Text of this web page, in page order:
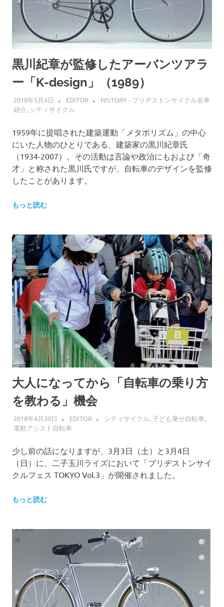
黒川紀章が監修したアーバンツアラ
ー「K-design」（1989）
2018年5月4日 EDITOR
HISTORY - ブリヂストンサイクル名車
紹介, シティサイクル
1959年に提唱された建築運動「メタボリズム」の中心
にいた人物のひとりである、建築家の黒川紀章氏
（1934-2007）。その活動は言論や政治にもおよび「奇
才」と称された黒川氏ですが、自転車のデザインを監修
したことがあります。
もっと読む
大人になってから「自転車の乗り方
を教わる」機会
2018年4月20日 EDITOR シティサイクル,子ども乗せ自転車,
電動アシスト自転車
少し前の話になりますが、3月3日（土）と3月4日
（日）に、二子玉川ライズにおいて「ブリヂストンサイ
クルフェス TOKYO Vol.3」が開催されました。
もっと読む